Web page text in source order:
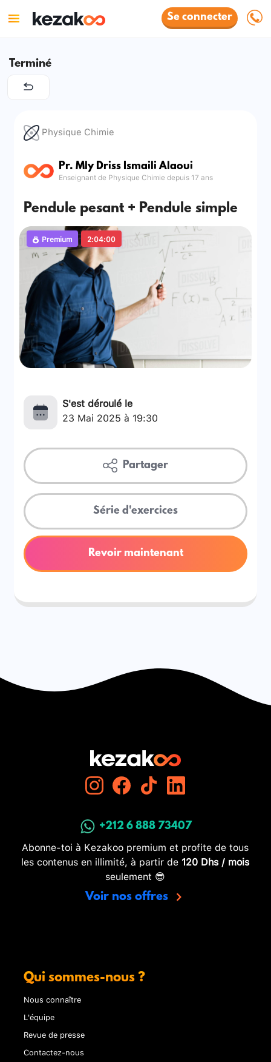
Se connecter
Terminé
Physique Chimie
Pr. Mly Driss Ismaili Alaoui
Enseignant de Physique Chimie depuis 17 ans
Pendule pesant + Pendule simple
Premium 2:04:00
S'est déroulé le
23 Mai 2025 à 19:30
Partager
Série d'exercices
Revoir maintenant
+212 6 888 73407
Abonne-toi à Kezakoo premium et profite de tous
les contenus en illimité, à partir de 120 Dhs / mois
seulement 😎
Voir nos offres
Qui sommes-nous ?
Nous connaître
L'équipe
Revue de presse
Contactez-nous